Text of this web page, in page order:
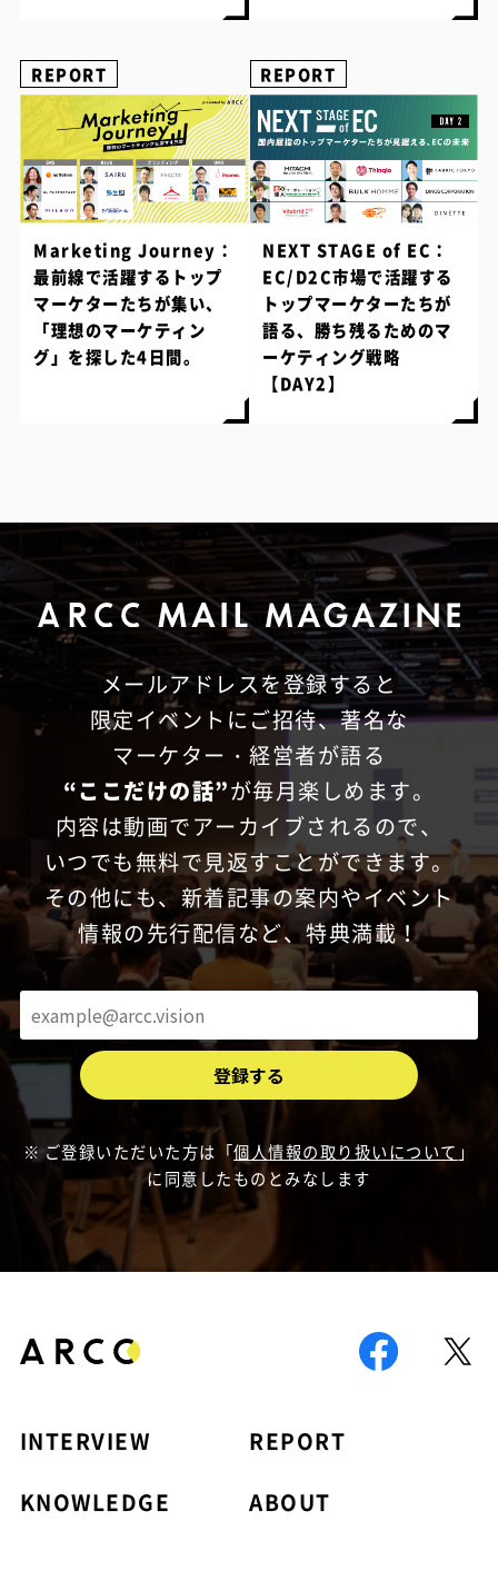
REPORT
Marketing Journey：
最前線で活躍するトップ
マーケターたちが集い、
「理想のマーケティン
グ」を探した4日間。
REPORT
NEXT STAGE of EC：
EC/D2C市場で活躍する
トップマーケターたちが
語る、勝ち残るためのマ
ーケティング戦略
【DAY2】
メールアドレスを登録すると
限定イベントにご招待、著名な
マーケター・経営者が語る
“ここだけの話”が毎月楽しめます。
内容は動画でアーカイブされるので、
いつでも無料で見返すことができます。
その他にも、新着記事の案内やイベント
情報の先行配信など、特典満載！
ご登録いただいた方は「個人情報の取り扱いについて 」
に同意したものとみなします
INTERVIEW
REPORT
KNOWLEDGE
ABOUT